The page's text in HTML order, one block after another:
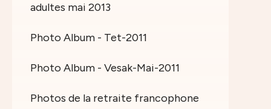
adultes mai 2013
Photo Album - Tet-2011
Photo Album - Vesak-Mai-2011
Photos de la retraite francophone